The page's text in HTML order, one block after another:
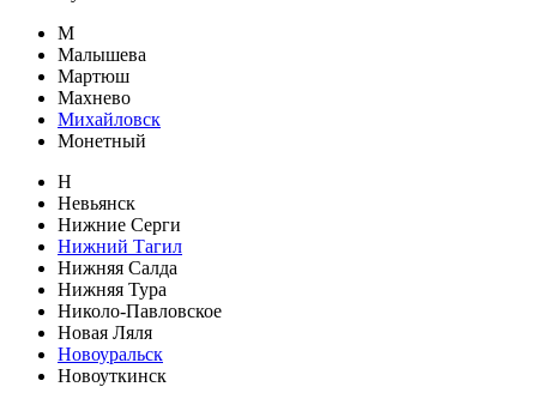
М
Малышева
Мартюш
Махнево
Михайловск
Монетный
Н
Невьянск
Нижние Серги
Нижний Тагил
Нижняя Салда
Нижняя Тура
Николо-Павловское
Новая Ляля
Новоуральск
Новоуткинск